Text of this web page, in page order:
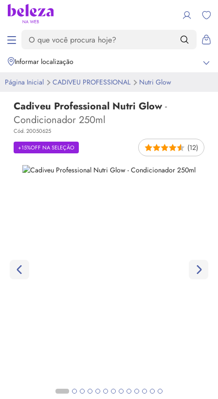
Informar localização
Página Inicial CADIVEU PROFESSIONAL Nutri Glow
Cadiveu Professional Nutri Glow -
Condicionador 250ml
Cód. 20050625
+15%OFF NA SELEÇÃO (12)